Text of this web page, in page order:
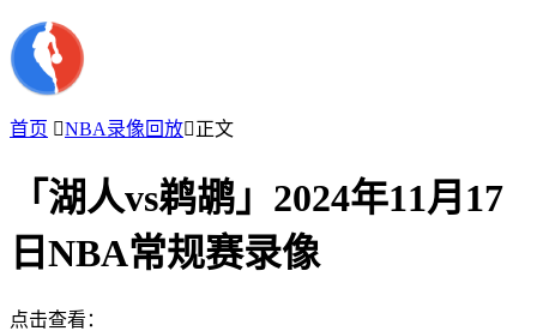
首页 NBA录像回放正文
「湖人vs鹈鹕」2024年11月17
日NBA常规赛录像
点击查看：